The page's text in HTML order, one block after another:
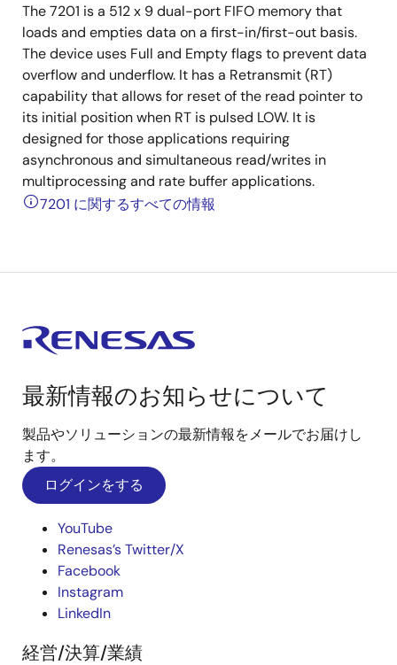
The 7201 is a 512 x 9 dual-port FIFO memory that
loads and empties data on a first-in/first-out basis.
The device uses Full and Empty flags to prevent data
overflow and underflow. It has a Retransmit (RT)
capability that allows for reset of the read pointer to
its initial position when RT is pulsed LOW. It is
designed for those applications requiring
asynchronous and simultaneous read/writes in
multiprocessing and rate buffer applications.
7201 に関するすべての情報
最新情報のお知らせについて
製品やソリューションの最新情報をメールでお届けし
ます。
ログインをする
YouTube
Renesas’s Twitter/X
Facebook
Instagram
LinkedIn
経営/決算/業績